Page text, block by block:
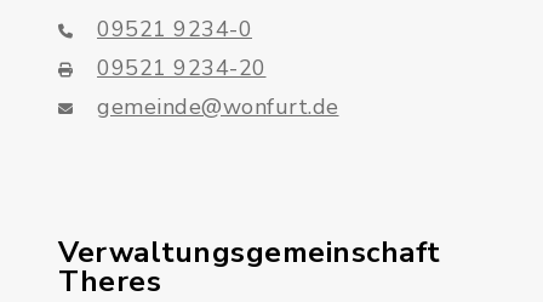
09521 9234-0
09521 9234-20
gemeinde@wonfurt.de
Verwaltungsgemeinschaft
Theres